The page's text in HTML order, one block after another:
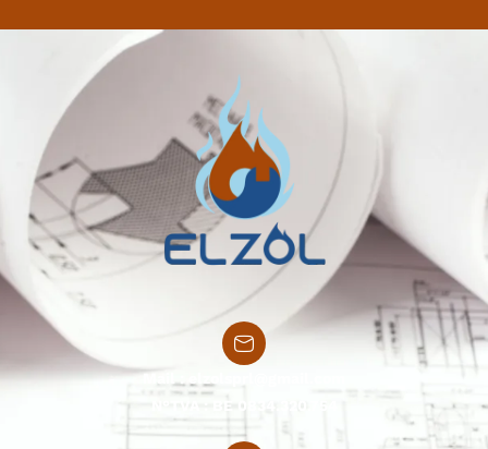
Mail :
N°TVA : BE 0834.320.754